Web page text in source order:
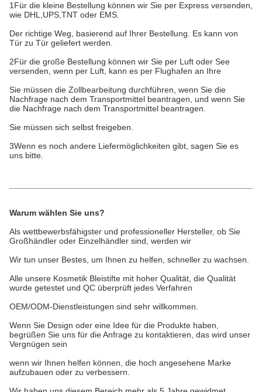
1Für die kleine Bestellung können wir Sie per Express versenden,
wie DHL,UPS,TNT oder EMS.
Der richtige Weg, basierend auf Ihrer Bestellung. Es kann von
Tür zu Tür geliefert werden.
2Für die große Bestellung können wir Sie per Luft oder See
versenden, wenn per Luft, kann es per Flughafen an Ihre
Sie müssen die Zollbearbeitung durchführen, wenn Sie die
Nachfrage nach dem Transportmittel beantragen, und wenn Sie
die Nachfrage nach dem Transportmittel beantragen.
Sie müssen sich selbst freigeben.
3Wenn es noch andere Liefermöglichkeiten gibt, sagen Sie es
uns bitte.
Warum wählen Sie uns?
Als wettbewerbsfähigster und professioneller Hersteller, ob Sie
Großhändler oder Einzelhändler sind, werden wir
Wir tun unser Bestes, um Ihnen zu helfen, schneller zu wachsen.
Alle unsere Kosmetik Bleistifte mit hoher Qualität, die Qualität
wurde getestet und QC überprüft jedes Verfahren
OEM/ODM-Dienstleistungen sind sehr willkommen.
Wenn Sie Design oder eine Idee für die Produkte haben,
begrüßen Sie uns für die Anfrage zu kontaktieren, das wird unser
Vergnügen sein
wenn wir Ihnen helfen können, die hoch angesehene Marke
aufzubauen oder zu verbessern.